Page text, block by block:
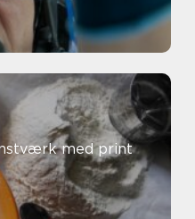
med print